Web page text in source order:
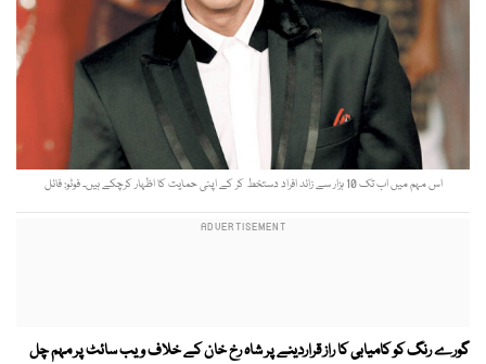
اس مہم میں اب تک 10 ہزار سے زائد افراد دستخط کر کے اپنی حمایت کا اظہار کرچکے ہیں۔ فوٹو: فائل
گورے رنگ کو کامیابی کا راز قراردینے پر شاہ رخ خان کے خلاف ویب سائٹ پر مہم چل